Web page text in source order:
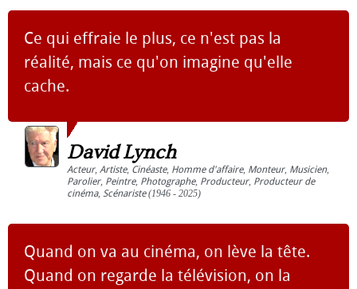
Ce qui effraie le plus, ce n'est pas la
réalité, mais ce qu'on imagine qu'elle
cache.
David Lynch
Acteur, Artiste, Cinéaste, Homme d'affaire, Monteur, Musicien,
Parolier, Peintre, Photographe, Producteur, Producteur de
cinéma, Scénariste(1946 - 2025)
Quand on va au cinéma, on lève la tête.
Quand on regarde la télévision, on la